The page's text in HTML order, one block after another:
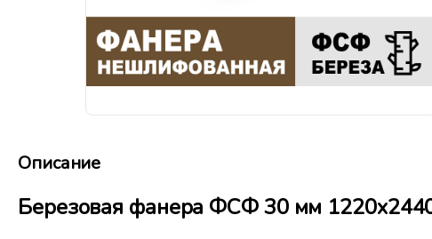
Описание
Березовая фанера ФСФ 30 мм